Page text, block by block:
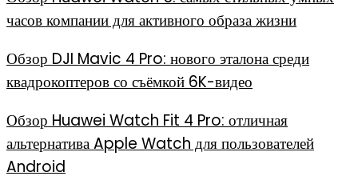
часов компании для активного образа жизни
Обзор DJI Mavic 4 Pro: нового эталона среди
квадрокоптеров со съёмкой 6K-видео
Обзор Huawei Watch Fit 4 Pro: отличная
альтернатива Apple Watch для пользователей
Android